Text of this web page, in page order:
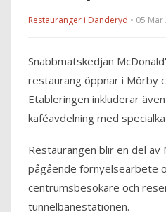
Restauranger i Danderyd • 05
Snabbmatskedjan
restaurang öppnar i Mörby
Etableringen inkluderar
kaféavdelning med
Restaurangen blir en del av
pågående förnyelsearbete
centrumsbesökare och
tunnelbanestationen.